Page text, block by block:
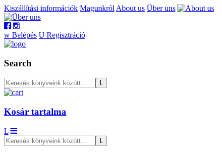
Kiszállítási információk Magunkról About us Über uns
w Belépés U Regisztráció
Search
Kosár tartalma
L